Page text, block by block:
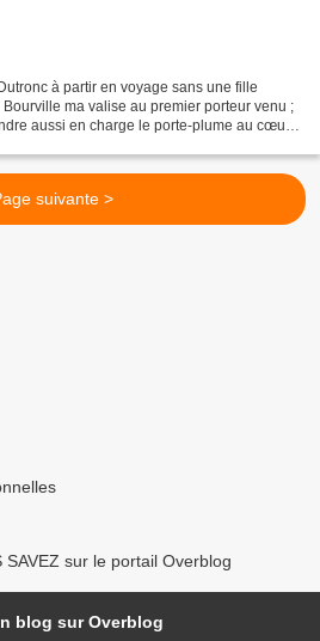
à partir en voyage sans une fille
ma valise au premier porteur venu ;
aussi en charge le porte-plume au cœur
suivante >
sur le portail Overblog
blog sur Overblog